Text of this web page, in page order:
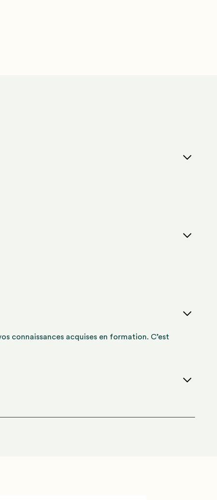
connaissances acquises en formation. C’est